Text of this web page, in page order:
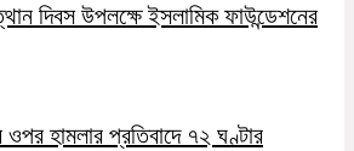
দিবস উপলক্ষে ইসলামিক ফাউন্ডেশনের
ওপর হামলার প্রতিবাদে ৭২ ঘণ্টার